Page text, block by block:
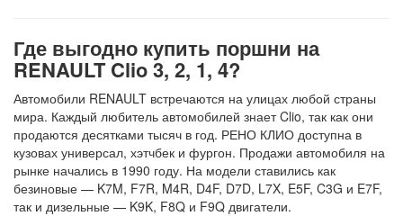
Где выгодно купить поршни на
RENAULT Clio 3, 2, 1, 4?
Автомобили RENAULT встречаются на улицах любой страны
мира. Каждый любитель автомобилей знает Clio, так как они
продаются десятками тысяч в год. РЕНО КЛИО доступна в
кузовах универсал, хэтчбек и фургон. Продажи автомобиля на
рынке начались в 1990 году. На модели ставились как
безиновые — K7M, F7R, M4R, D4F, D7D, L7X, E5F, C3G и E7F,
так и дизельные — K9K, F8Q и F9Q двигатели.